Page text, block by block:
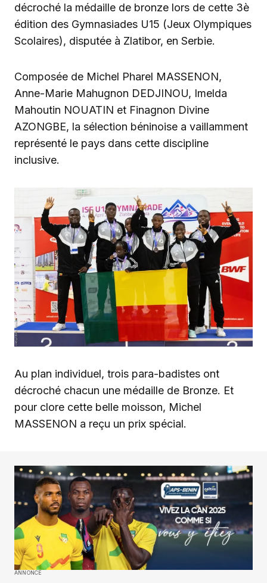
décroché la médaille de bronze lors de cette 3è
édition des Gymnasiades U15 (Jeux Olympiques
Scolaires), disputée à Zlatibor, en Serbie.
Composée de Michel Pharel MASSENON,
Anne-Marie Mahugnon DEDJINOU, Imelda
Mahoutin NOUATIN et Finagnon Divine
AZONGBE, la sélection béninoise a vaillamment
représenté le pays dans cette discipline
inclusive.
Au plan individuel, trois para-badistes ont
décroché chacun une médaille de Bronze. Et
pour clore cette belle moisson, Michel
MASSENON a reçu un prix spécial.
ANNONCE